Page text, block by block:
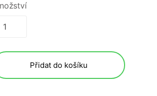
Přidat do košíku